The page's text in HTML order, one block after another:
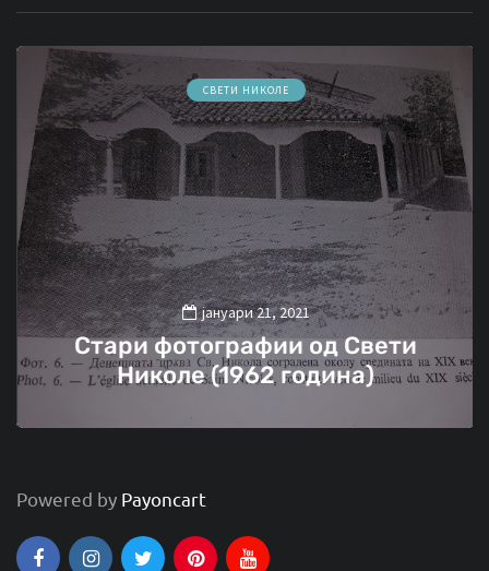
СВЕТИ НИКОЛЕ
јануари 21, 2021
Стари фотографии од Свети
Николе (1962 година)
Powered by Payoncart